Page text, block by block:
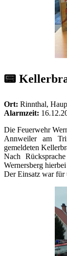
📟
Ort: Rinnthal,
Alarmzeit:
Die Feuerwehr
Annweiler am
gemeldeten
Nach
Wernersberg
Der Einsatz war für